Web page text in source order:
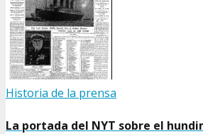
Historia de la prensa
La portada del NYT sobre el